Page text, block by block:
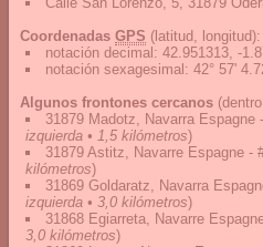
Coordenadas GPS (latitud, longitud):
notación decimal : 42.951313, -
notación sexagesimal : 42° 57'
Algunos frontones cercanos
31879 Madotz, Navarra Espagne
izquierda • 1,5 kilómetros)
31879 Astitz, Navarre Espagne -
kilómetros)
31869 Goldaratz, Navarra
izquierda • 3,0 kilómetros)
31868 Egiarreta, Navarre
3,0 kilómetros)